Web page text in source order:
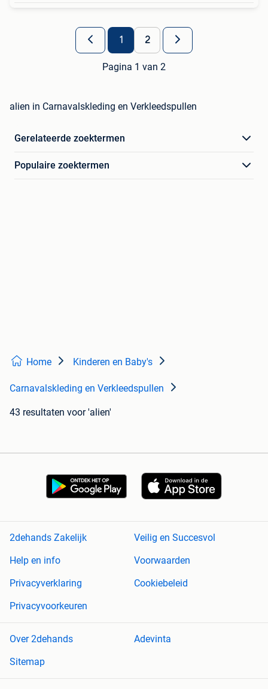
1 2
Pagina 1 van 2
alien in Carnavalskleding en Verkleedspullen
Gerelateerde zoektermen
Populaire zoektermen
Home Kinderen en Baby's
Carnavalskleding en Verkleedspullen
43 resultaten voor 'alien'
2dehands Zakelijk
Veilig en Succesvol
Help en info
Voorwaarden
Privacyverklaring
Cookiebeleid
Privacyvoorkeuren
Over 2dehands
Adevinta
Sitemap